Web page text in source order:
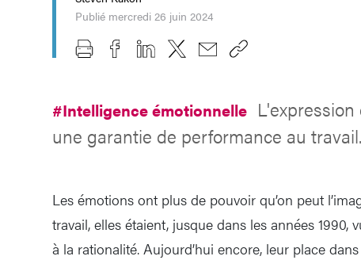
Publié mercredi 26 juin 2024
#Intelligence émotionnelle
une garantie de performance au
Les émotions ont plus de pouvoir qu’on peut
travail, elles étaient, jusque dans les années
à la rationalité. Aujourd’hui encore, leur place